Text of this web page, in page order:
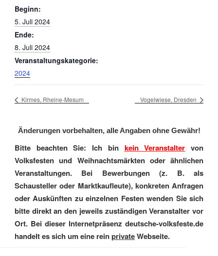
Beginn:
5. Juli 2024
Ende:
8. Juli 2024
Veranstaltungskategorie:
2024
Kirmes, Rheine-Mesum Vogelwiese, Dresden
Änderungen vorbehalten, alle Angaben ohne Gewähr!
Bitte beachten Sie: Ich bin kein Veranstalter von
Volksfesten und Weihnachtsmärkten oder ähnlichen
Veranstaltungen. Bei Bewerbungen (z. B. als
Schausteller oder Marktkaufleute), konkreten Anfragen
oder Auskünften zu einzelnen Festen wenden Sie sich
bitte direkt an den jeweils zuständigen Veranstalter vor
Ort. Bei dieser Internetpräsenz deutsche-volksfeste.de
handelt es sich um eine reinprivateWebseite.